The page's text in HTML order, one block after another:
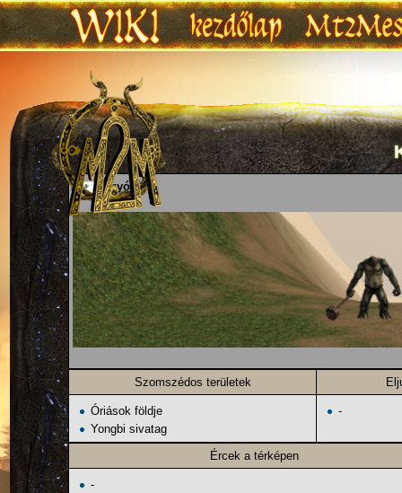
Ugrás:navigáció,keresés
Kígyórét
Szomszédos területek
Óriások földje
Yongbi sivatag
-
Ércek a térképen
-